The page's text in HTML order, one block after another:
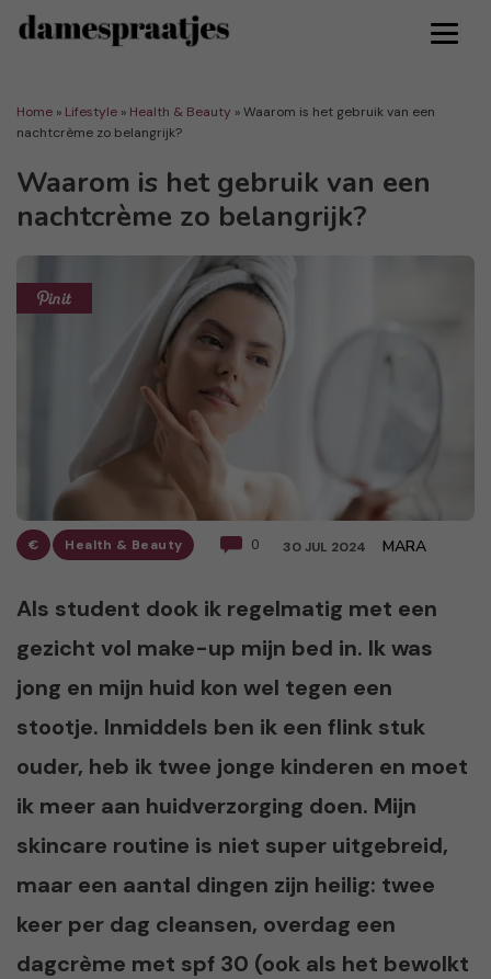
Home » Lifestyle » Health & Beauty »Waarom is het gebruik van een
nachtcrème zo belangrijk?
Waarom is het gebruik van een
nachtcrème zo belangrijk?
€ Health & Beauty 0 30 JUL 2024 MARA
Als student dook ik regelmatig met een
gezicht vol make-up mijn bed in. Ik was
jong en mijn huid kon wel tegen een
stootje. Inmiddels ben ik een flink stuk
ouder, heb ik twee jonge kinderen en moet
ik meer aan huidverzorging doen. Mijn
skincare routine is niet super uitgebreid,
maar een aantal dingen zijn heilig: twee
keer per dag cleansen, overdag een
dagcrème met spf 30 (ook als het bewolkt